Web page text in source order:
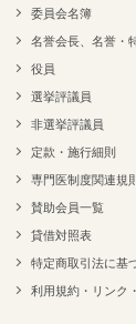
委員会名簿
名誉会長、名誉・
役員
選挙評議員
非選挙評議員
定款・施行細則
専門医制度関連規
賛助会員一覧
貸借対照表
特定商取引法に基
利用規約・リンク